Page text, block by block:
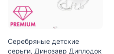
Серебряные детские
серьги, Динозавр Диплодок